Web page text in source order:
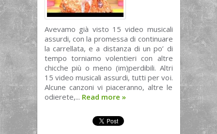
Avevamo già visto 15 video musicali
assurdi, con la promessa di continuare
la carrellata, e a distanza di un po’ di
tempo torniamo volentieri con altre
chicche più o meno (im)perdibili. Altri
15 video musicali assurdi, tutti per voi.
Alcune canzoni vi piaceranno, altre le
odierete,... Read more »